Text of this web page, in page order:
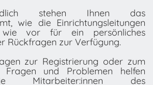
stehen Ihnen das
wie die Einrichtungsleitungen
vor für ein persönliches
Rückfragen zur Verfügung.
zur Registrierung oder zum
Fragen und Problemen helfen
Mitarbeiter:innen des